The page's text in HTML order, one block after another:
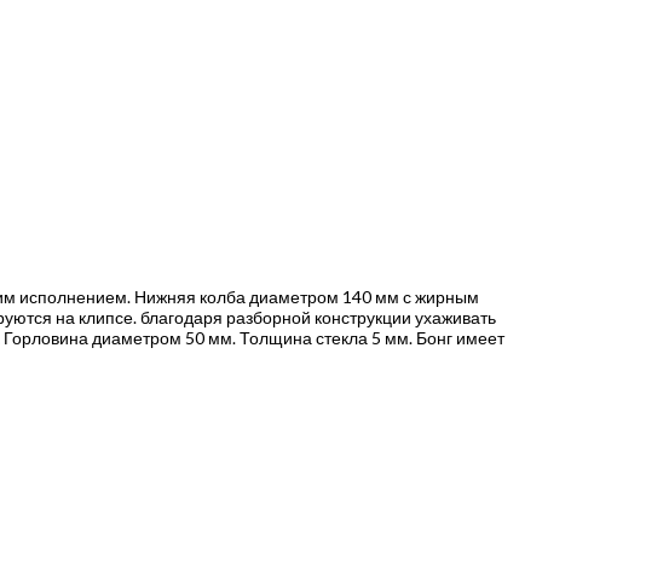
исполнением. Нижняя колба диаметром 140 мм с жирным
на клипсе. благодаря разборной конструкции ухаживать
Горловина диаметром 50 мм. Толщина стекла 5 мм. Бонг имеет